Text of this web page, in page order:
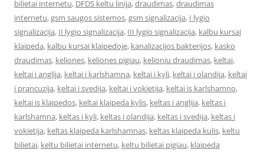
bilietai internetu, DFDS keltu linija,draudimas,draudimas
internetu,gsm saugos sistemos,gsm signalizacija, I lygio
signalizacija, II lygio signalizacija, III lygio signalizacija, kalbu kursai
klaipeda, kalbu kursai klaipedoje, kanalizacijos bakterijos, kasko
draudimas, keliones, keliones pigiau, kelioniu draudimas, keltai,
keltai i anglija, keltai i karlshamna, keltai i kyli, keltai i olandija, keltai
i prancuzija, keltai i svedija, keltai i vokietija, keltai is karlshamno,
keltai is klaipedos, keltai klaipeda kylis, keltas i anglija, keltas i
karlshamna, keltas i kyli, keltas i olandija, keltas i svedija, keltas i
vokietija, keltas klaipeda karlshamnas, keltas klaipeda kulis, keltu
bilietai, keltu bilietai internetu, keltu bilietai pigiau, klaipeda